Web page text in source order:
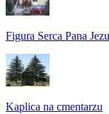
Figura Serca Pana
Kaplica na cmentarzu